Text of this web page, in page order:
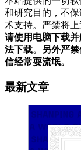
和研究目的，不
术支持。严禁将上
请使用电脑下载
法下载。另外严
信经常耍流氓。
最新文章